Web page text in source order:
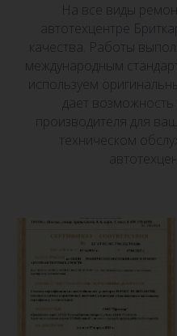
На все виды
автотехцентре
качества. Работы
международным
используем
дает возможность
производителя для
техническом